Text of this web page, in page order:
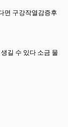
면 구강작열감증후
길 수 있다 소금 물